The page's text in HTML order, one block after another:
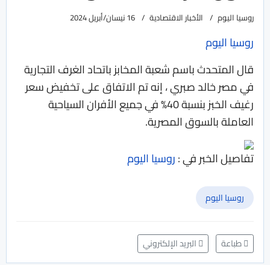
روسيا اليوم الأخبار الاقتصادية 16 نيسان/أبريل 2024
روسيا اليوم
قال المتحدث باسم شعبة المخابز باتحاد الغرف التجارية
في مصر خالد صبري ، إنه تم الاتفاق على تخفيض سعر
رغيف الخبز بنسبة 40% في جميع الأفران السياحية
العاملة بالسوق المصرية.
تفاصيل الخبر في :روسيا اليوم
روسيا اليوم
طباعة البريد الإلكتروني